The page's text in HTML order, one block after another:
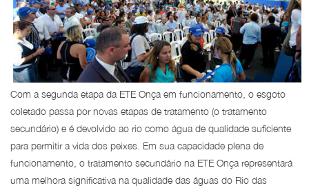
Com a segunda etapa da ETE Onça em funcionamento, o esgoto
coletado passa por novas etapas de tratamento (o tratamento
secundário) e é devolvido ao rio como água de qualidade suficiente
para permitir a vida dos peixes. Em sua capacidade plena de
funcionamento, o tratamento secundário na ETE Onça representará
uma melhora significativa na qualidade das águas do Rio das